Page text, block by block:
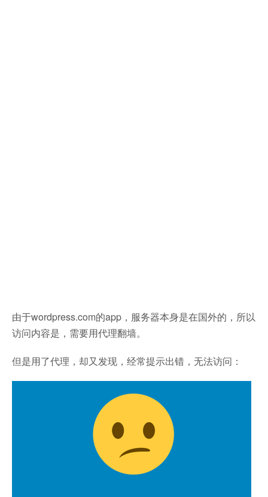
由于wordpress.com的app，服务器本身是在国外的，所以
访问内容是，需要用代理翻墙。
但是用了代理，却又发现，经常提示出错，无法访问：